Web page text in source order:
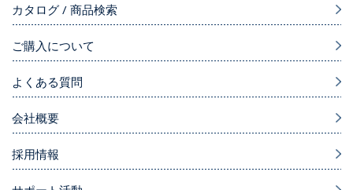
カタログ / 商品検索
ご購入について
よくある質問
会社概要
採用情報